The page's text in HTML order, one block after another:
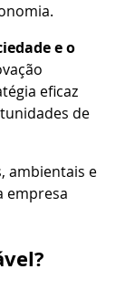
e o
eficaz
de
ambientais e
empresa